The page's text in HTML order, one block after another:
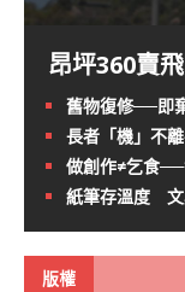
昂坪360賣
舊物復修──即
長者「機」不
做創作≠乞食
紙筆存溫度 文
版權